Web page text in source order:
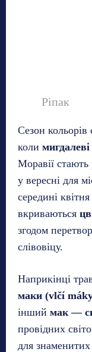
Ріпак
Сезон кольорів
коли
Моравії
у вересні для
середині
вкриваються
згодом
слівовіцу.
Наприкінці
маки (vlčí
інший мак —
провідних
для